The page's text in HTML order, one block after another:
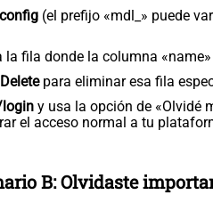
(el prefijo «mdl_» puede
la fila donde la columna «name»
Deletepara eliminar esa fila
y usa la opción de «Olvidé
el acceso normal a tu
B: Olvidaste